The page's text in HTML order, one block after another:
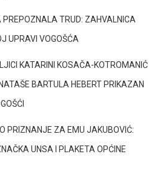
PREPOZNALA TRUD: ZAHVALNICA
UPRAVI VOGOŠĆA
KATARINI KOSAČA-KOTROMANIĆ
BARTULA HEBERT PRIKAZAN
PRIZNANJE ZA EMU JAKUBOVIĆ:
UNSA I PLAKETA OPĆINE